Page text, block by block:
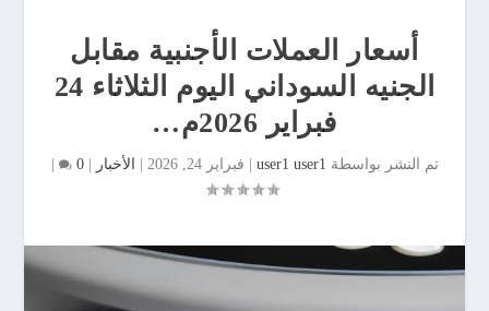
أسعار العملات الأجنبية مقابل
الجنيه السوداني اليوم الثلاثاء 24
فبراير 2026م…
تم النشر بواسطة user1 user1 فبراير 24, 2026 الأخبار |
0